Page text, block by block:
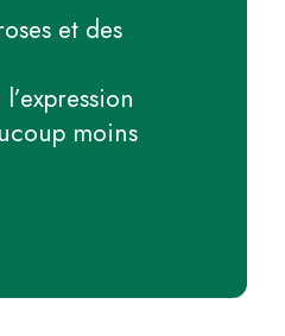
et des
moins